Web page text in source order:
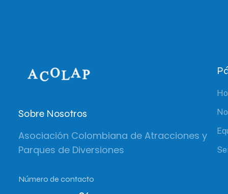
Sobre Nosotros
Asociación Colombiana de Atracciones y
Parques de Diversiones
Número de contacto